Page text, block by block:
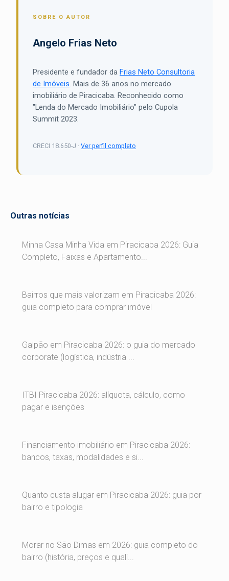
Outras notícias
Minha Casa Minha Vida em Piracicaba 2026: Guia
Completo, Faixas e Apartamento...
Bairros que mais valorizam em Piracicaba 2026:
guia completo para comprar imóvel
Galpão em Piracicaba 2026: o guia do mercado
corporate (logística, indústria ...
ITBI Piracicaba 2026: alíquota, cálculo, como
pagar e isenções
Financiamento imobiliário em Piracicaba 2026:
bancos, taxas, modalidades e si...
Quanto custa alugar em Piracicaba 2026: guia por
bairro e tipologia
Morar no São Dimas em 2026: guia completo do
bairro (história, preços e quali...
SOBRE O AUTOR
Angelo Frias Neto
Presidente e fundador da Frias Neto Consultoria
de Imóveis. Mais de 36 anos no mercado
imobiliário de Piracicaba. Reconhecido como
"Lenda do Mercado Imobiliário" pelo Cupola
Summit 2023.
CRECI 18.650-J · Ver perfil completo